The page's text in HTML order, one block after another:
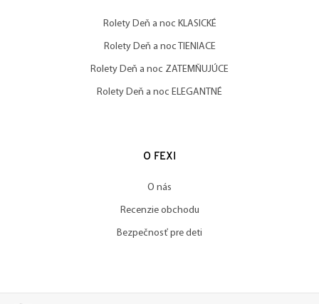
Rolety Deň a noc KLASICKÉ
Rolety Deň a noc TIENIACE
Rolety Deň a noc ZATEMŇUJÚCE
Rolety Deň a noc ELEGANTNÉ
O FEXI
O nás
Recenzie obchodu
Bezpečnosť pre deti